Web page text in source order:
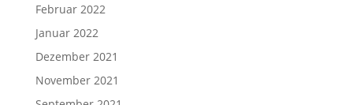
Februar 2022
Januar 2022
Dezember 2021
November 2021